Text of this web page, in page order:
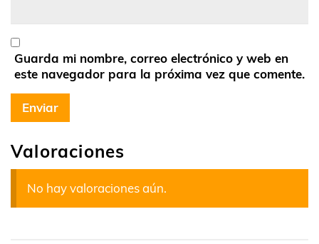
Valoraciones
No hay valoraciones aún.
Guarda mi nombre, correo electrónico y web en
este navegador para la próxima vez que comente.